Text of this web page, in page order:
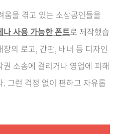
움을 겪고 있는 소상공인들을
사용 가능한 폰트로 제작했습
의 로고, 간판, 배너 등 디자인
소송에 걸리거나 영업에 피해
그런 걱정 없이 편하고 자유롭